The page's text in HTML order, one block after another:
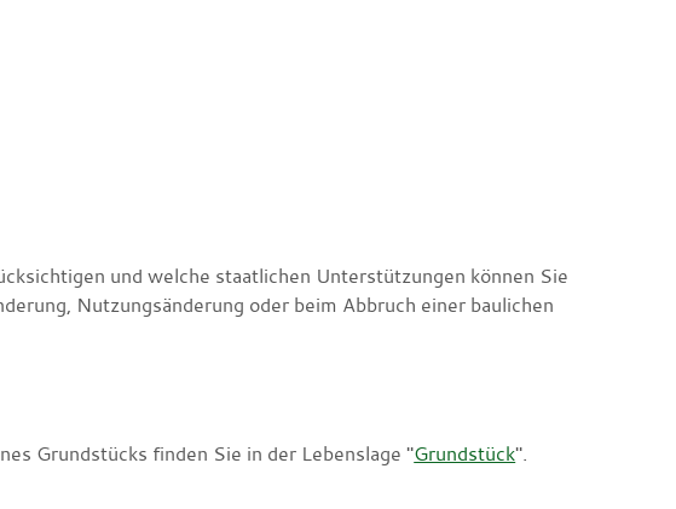
und welche staatlichen Unterstützungen können Sie
Nutzungsänderung oder beim Abbruch einer baulichen
Grundstücks finden Sie in der Lebenslage "Grundstück".